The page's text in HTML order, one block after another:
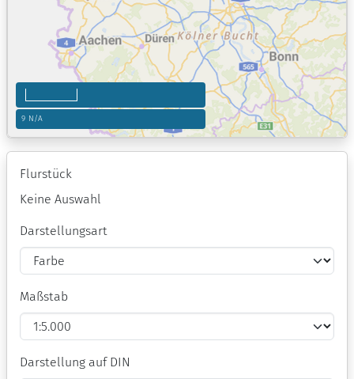
9 N/A
Flurstück
Keine Auswahl
Darstellungsart
Maßstab
Darstellung auf DIN